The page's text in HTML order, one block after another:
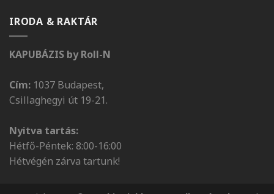
IRODA & RAKTÁR
KAPUBÁZIS by Roll-N
Cím: 1037 Budapest,
Csillaghegyi út 19-21.
Nyitva tartás:
Hétfő-Péntek: 8:00-16:00
Hétvégén zárva tartunk!